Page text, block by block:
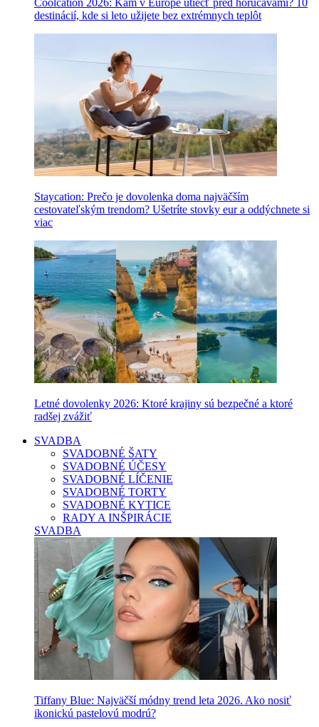
Coolcation 2026: Kam v Európe utiecť pred horúčavami? 10
destinácií, kde si leto užijete bez extrémnych teplôt
Staycation: Prečo je dovolenka doma najväčším
cestovateľským trendom? Ušetríte stovky eur a oddýchnete si
viac
Letné dovolenky 2026: Ktoré krajiny sú bezpečné a ktoré
radšej zvážiť
SVADBA
SVADOBNÉ ŠATY
SVADOBNÉ ÚČESY
SVADOBNÉ LÍČENIE
SVADOBNÉ TORTY
SVADOBNÉ KYTICE
RADY A INŠPIRÁCIE
SVADBA
Tiffany Blue: Najväčší módny trend leta 2026. Ako nosiť
ikonickú pastelovú modrú?